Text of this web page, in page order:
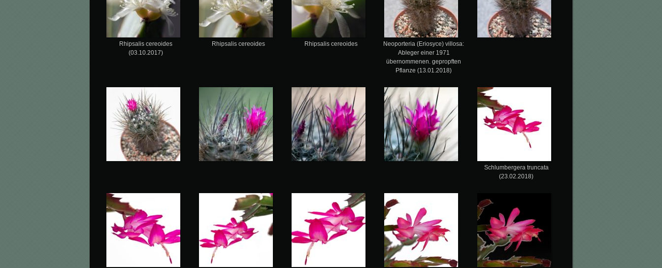
Rhipsalis cereoides
(03.10.2017)
Rhipsalis cereoides Rhipsalis cereoides
Neoporteria (Eriosyce) villosa:
Ableger einer 1971
übernommenen. gepropften
Pflanze (13.01.2018)
Schlumbergera truncata
(23.02.2018)